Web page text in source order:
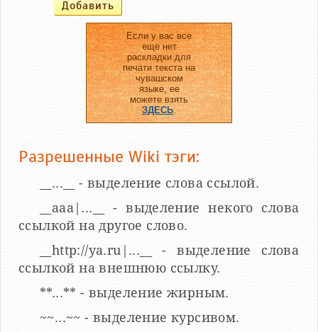
Если у вас все
еще нет
раскладки для
печати текста на
чувашском
языке, ее
можете взять
ЗДЕСЬ.
Разрешенные Wiki тэги:
__...__ - выделение слова ссылой.
__aaa|...__ - выделение некого слова
ссылкой на другое слово.
__http://ya.ru|...__ - выделение слова
ссылкой на внешнюю ссылку.
**...** - выделение жирным.
~~...~~ - выделение курсивом.